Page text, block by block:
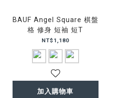
BAUF Angel Square 棋盤
格 修身 短袖 短T
NT$1,180
加入購物車